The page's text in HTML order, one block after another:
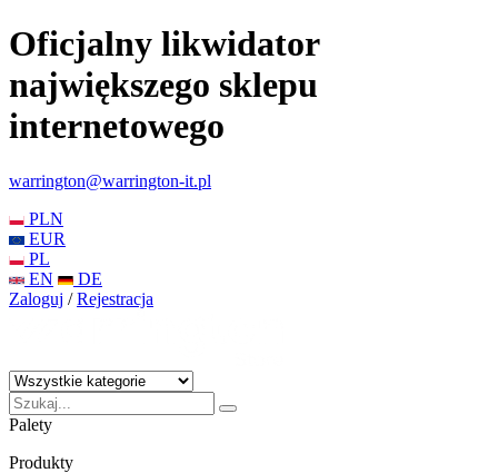
Oficjalny likwidator
największego sklepu
internetowego
warrington@warrington-it.pl
PLN
EUR
PL
EN
DE
Zaloguj / Rejestracja
Palety
Produkty